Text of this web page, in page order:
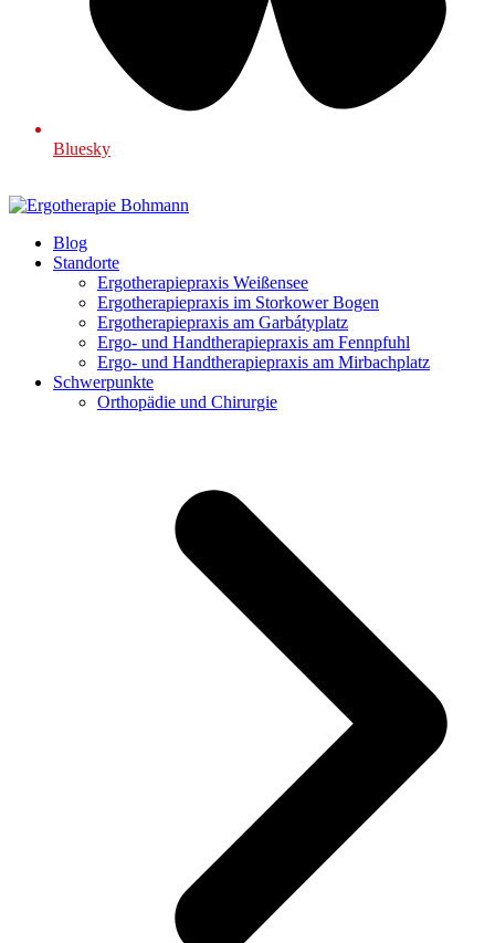
Bluesky
Blog
Standorte
Ergotherapiepraxis Weißensee
Ergotherapiepraxis im Storkower Bogen
Ergotherapiepraxis am Garbátyplatz
Ergo- und Handtherapiepraxis am Fennpfuhl
Ergo- und Handtherapiepraxis am Mirbachplatz
Schwerpunkte
Orthopädie und Chirurgie